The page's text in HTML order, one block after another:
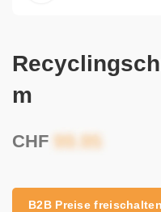
m
CHF
B2B Preise freischalten